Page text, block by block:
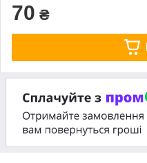
70 ₴